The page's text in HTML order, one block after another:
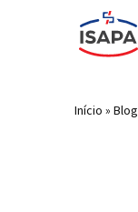
Início » Blog